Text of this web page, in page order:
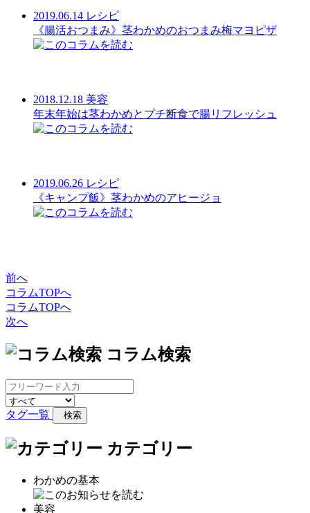
2019.06.14 レシピ
《腸活おつまみ》茎わかめのおつまみ梅マヨピザ
2018.12.18 美容
年末年始は茎わかめとプチ断食で腸リフレッシュ
2019.06.26 レシピ
《キャンプ飯》茎わかめのアヒージョ
前へ
コラムTOPへ
コラムTOPへ
次へ
コラム検索
タグ一覧 検索
カテゴリー
わかめの基本
美容